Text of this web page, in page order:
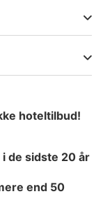
hoteltilbud!
de sidste 20 år
end 50